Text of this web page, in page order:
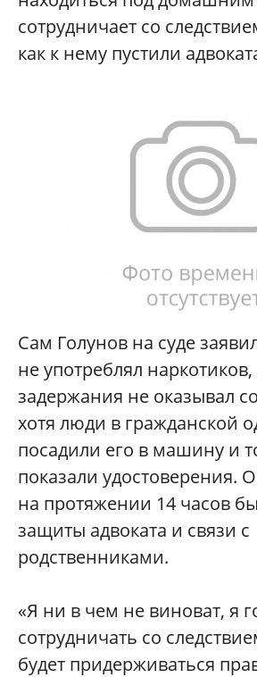
сотрудничает со
как к нему пустили
Сам Голунов на суде
не употреблял
задержания не оказывал
хотя люди в гражданской
посадили его в машину и
показали удостоверения.
на протяжении 14 часов
защиты адвоката и связи с
родственниками.
«Я ни в чем не виноват, я
сотрудничать со
будет придерживаться